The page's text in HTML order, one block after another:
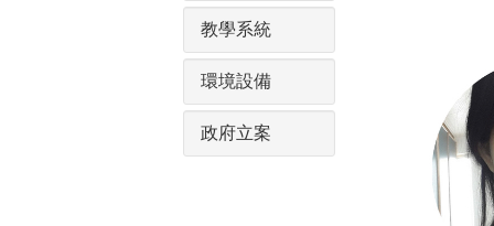
教學系統
環境設備
政府立案